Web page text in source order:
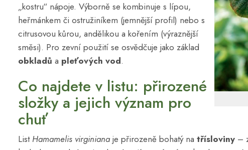
„kostru“ nápoje. Výborně se kombinuje s lípou,
heřmánkem či ostružiníkem (jemnější profil) nebo s
citrusovou kůrou, andělikou a kořením (výraznější
směsi). Pro zevní použití se osvědčuje jako základ
obkladů a pleťových vod.
Co najdete v listu: přirozené
složky a jejich význam pro
chuť
List Hamamelis virginiana je přirozeně bohatý na třísloviny –